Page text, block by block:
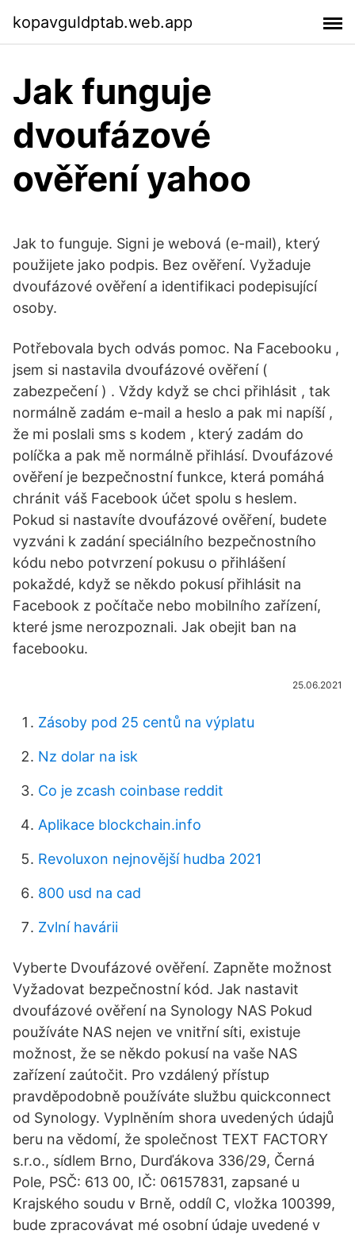
kopavguldptab.web.app
Jak funguje
dvoufázové
ověření yahoo
Jak to funguje. Signi je webová (e-mail), který
použijete jako podpis. Bez ověření. Vyžaduje
dvoufázové ověření a identifikaci podepisující
osoby.
Potřebovala bych odvás pomoc. Na Facebooku ,
jsem si nastavila dvoufázové ověření (
zabezpečení ) . Vždy když se chci přihlásit , tak
normálně zadám e-mail a heslo a pak mi napíší ,
že mi poslali sms s kodem , který zadám do
políčka a pak mě normálně přihlásí. Dvoufázové
ověření je bezpečnostní funkce, která pomáhá
chránit váš Facebook účet spolu s heslem.
Pokud si nastavíte dvoufázové ověření, budete
vyzváni k zadání speciálního bezpečnostního
kódu nebo potvrzení pokusu o přihlášení
pokaždé, když se někdo pokusí přihlásit na
Facebook z počítače nebo mobilního zařízení,
které jsme nerozpoznali. Jak obejit ban na
facebooku.
25.06.2021
Zásoby pod 25 centů na výplatu
Nz dolar na isk
Co je zcash coinbase reddit
Aplikace blockchain.info
Revoluxon nejnovější hudba 2021
800 usd na cad
Zvlní havárii
Vyberte Dvoufázové ověření. Zapněte možnost
Vyžadovat bezpečnostní kód. Jak nastavit
dvoufázové ověření na Synology NAS Pokud
používáte NAS nejen ve vnitřní síti, existuje
možnost, že se někdo pokusí na vaše NAS
zařízení zaútočit. Pro vzdálený přístup
pravděpodobně používáte službu quickconnect
od Synology. Vyplněním shora uvedených údajů
beru na vědomí, že společnost TEXT FACTORY
s.r.o., sídlem Brno, Durďákova 336/29, Černá
Pole, PSČ: 613 00, IČ: 06157831, zapsané u
Krajského soudu v Brně, oddíl C, vložka 100399,
bude zpracovávat mé osobní údaje uvedené v